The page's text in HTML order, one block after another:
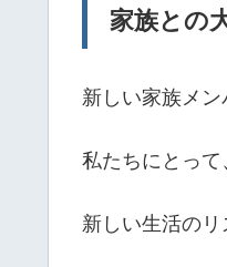
家族との
新しい家族メン
私たちにとって
新しい生活の